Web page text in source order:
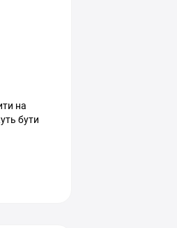
на
бути